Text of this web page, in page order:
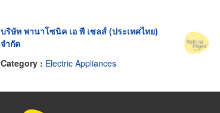
บริษัท พานาโซนิค เอ พี เซลส์ (ประเทศไทย)
จำกัด
Category : Electric Appliances